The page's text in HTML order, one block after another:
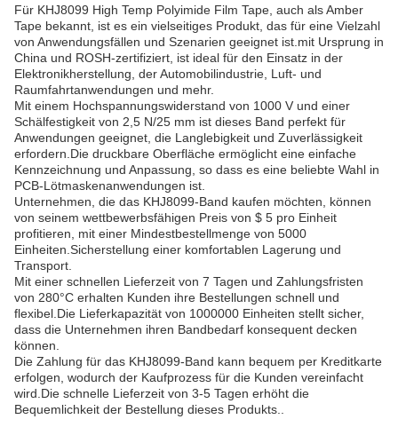
Für KHJ8099 High Temp Polyimide Film Tape, auch als Amber
Tape bekannt, ist es ein vielseitiges Produkt, das für eine Vielzahl
von Anwendungsfällen und Szenarien geeignet ist.mit Ursprung in
China und ROSH-zertifiziert, ist ideal für den Einsatz in der
Elektronikherstellung, der Automobilindustrie, Luft- und
Raumfahrtanwendungen und mehr.
Mit einem Hochspannungswiderstand von 1000 V und einer
Schälfestigkeit von 2,5 N/25 mm ist dieses Band perfekt für
Anwendungen geeignet, die Langlebigkeit und Zuverlässigkeit
erfordern.Die druckbare Oberfläche ermöglicht eine einfache
Kennzeichnung und Anpassung, so dass es eine beliebte Wahl in
PCB-Lötmaskenanwendungen ist.
Unternehmen, die das KHJ8099-Band kaufen möchten, können
von seinem wettbewerbsfähigen Preis von $ 5 pro Einheit
profitieren, mit einer Mindestbestellmenge von 5000
Einheiten.Sicherstellung einer komfortablen Lagerung und
Transport.
Mit einer schnellen Lieferzeit von 7 Tagen und Zahlungsfristen
von 280°C erhalten Kunden ihre Bestellungen schnell und
flexibel.Die Lieferkapazität von 1000000 Einheiten stellt sicher,
dass die Unternehmen ihren Bandbedarf konsequent decken
können.
Die Zahlung für das KHJ8099-Band kann bequem per Kreditkarte
erfolgen, wodurch der Kaufprozess für die Kunden vereinfacht
wird.Die schnelle Lieferzeit von 3-5 Tagen erhöht die
Bequemlichkeit der Bestellung dieses Produkts..